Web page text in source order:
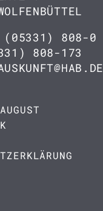
(05331) 808-0
808-173